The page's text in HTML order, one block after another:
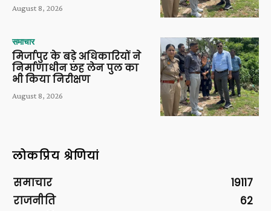
August 8, 2026
समाचार
मिर्जापुर के बड़े अधिकारियों ने
निर्माणाधीन छह लेन पुल का
भी किया निरीक्षण
August 8, 2026
लोकप्रिय श्रेणियां
समाचार
19117
राजनीति
62